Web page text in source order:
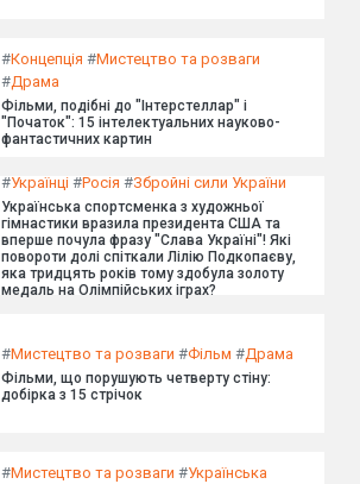
#Концепція #Мистецтво та розваги
#Драма
Фільми, подібні до "Інтерстеллар" і
"Початок": 15 інтелектуальних науково-
фантастичних картин
#Українці #Росія #Збройні сили України
Українська спортсменка з художньої
гімнастики вразила президента США та
вперше почула фразу "Слава Україні"! Які
повороти долі спіткали Лілію Подкопаєву,
яка тридцять років тому здобула золоту
медаль на Олімпійських іграх?
#Мистецтво та розваги #Фільм #Драма
Фільми, що порушують четверту стіну:
добірка з 15 стрічок
#Мистецтво та розваги #Українська